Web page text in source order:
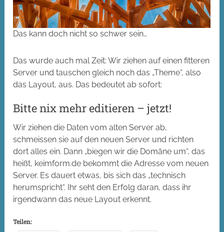
Das kann doch nicht so schwer sein…
Das wurde auch mal Zeit: Wir ziehen auf einen fitteren
Server und tauschen gleich noch das „Theme“, also
das Layout, aus. Das bedeutet ab sofort:
Bitte nix mehr editieren – jetzt!
Wir ziehen die Daten vom alten Server ab,
schmeissen sie auf den neuen Server und richten
dort alles ein. Dann „biegen wir die Domäne um“, das
heißt, keimform.de bekommt die Adresse vom neuen
Server. Es dauert etwas, bis sich das „technisch
herumspricht“. Ihr seht den Erfolg daran, dass ihr
irgendwann das neue Layout erkennt.
Teilen: